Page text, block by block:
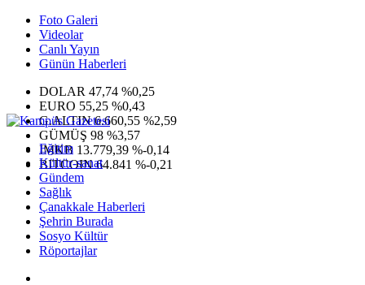
Foto Galeri
Videolar
Canlı Yayın
Günün Haberleri
DOLAR 47,74 %0,25
EURO 55,25 %0,43
G.ALTIN6.660,55 %2,59
GÜMÜŞ 98 %3,57
IMKB 13.779,39 %-0,14
BITCOIN64.841 %-0,21
Eğitim
Kültür-sanat
Gündem
Sağlık
Çanakkale Haberleri
Şehrin Burada
Sosyo Kültür
Röportajlar